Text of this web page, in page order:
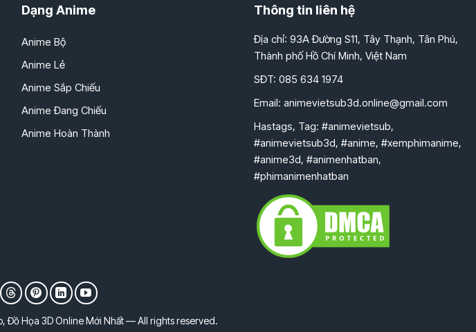
Dạng Anime
Anime Bộ
Anime Lẻ
Anime Sắp Chiếu
Anime Đang Chiếu
Anime Hoàn Thành
Thông tin liên hệ
Địa chỉ: 93A Đường S11, Tây Thạnh, Tân Phú,
Thành phố Hồ Chí Minh, Việt Nam
SĐT: 085 634 1974
Email: animevietsub3d.online@gmail.com
Hastags, Tag: #animevietsub,
#animevietsub3d, #anime, #xemphimanime,
#anime3d, #animenhatban,
#phimanimenhatban
Đồ Họa 3D Online Mới Nhất — All rights reserved.